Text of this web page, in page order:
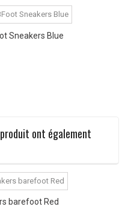
Sneakers Blue
ont également
barefoot Red